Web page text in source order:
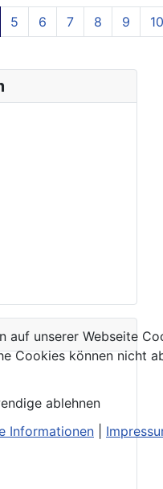
Seite 4 von 129
5 6 7 8 9 10
auf unserer Webseite
Cookies können nicht
ablehnen
Informationen